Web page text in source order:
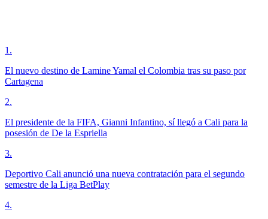
1 .
El nuevo destino de Lamine Yamal el Colombia tras su paso por
Cartagena
2.
El presidente de la FIFA, Gianni Infantino, sí llegó a Cali para la
posesión de De la Espriella
3.
Deportivo Cali anunció una nueva contratación para el segundo
semestre de la Liga BetPlay
4.